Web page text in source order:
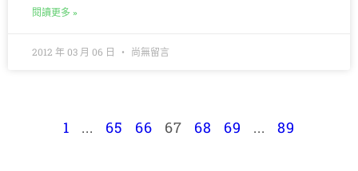
閱讀更多 »
2012 年 03 月 06 日 尚無留言
1 ... 65 66 67 68 69 ... 89